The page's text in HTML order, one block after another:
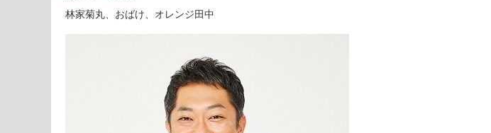
林家菊丸、おばけ、オレンジ田中